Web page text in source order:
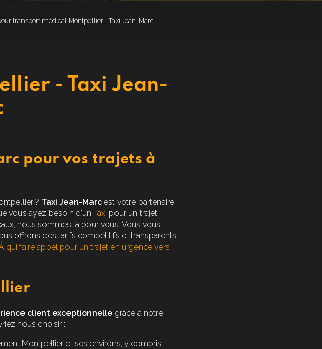
transport médical Montpellier - Taxi Jean-Marc
- Taxi Jean-
pour vos trajets à
? Taxi Jean-Marc est votre partenaire
vous ayez besoin d'un Taxi pour un trajet
nous sommes là pour vous. Vous vous
offrons des tarifs compétitifs et transparents
qui faire appel pour un trajet en urgence vers
client exceptionnelle grâce à notre
nous choisir :
Montpellier et ses environs, y compris